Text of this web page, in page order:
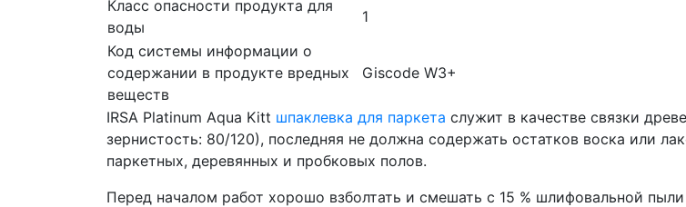
Класс опасности продукта для
воды
1
Код системы информации о
содержании в продукте вредных
веществ
Giscode W3+
IRSA Platinum Aqua Kitt шпаклевка для паркета служит в качестве связки
зернистость: 80/120), последняя не должна содержать остатков воска или
паркетных, деревянных и пробковых полов.
Перед началом работ хорошо взболтать и смешать c 15 % шлифовальной